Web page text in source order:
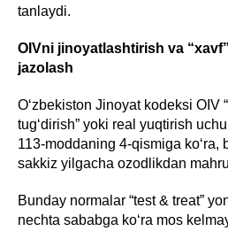
tanlaydi.
OIVni jinoyatlashtirish va
jazolash
O‘zbekiston Jinoyat kodeksi OIV
tug‘dirish” yoki real yuqtirish
113-moddaning 4-qismiga ko‘ra,
sakkiz yilgacha ozodlikdan
Bunday normalar “test & treat”
nechta sababga ko‘ra mos